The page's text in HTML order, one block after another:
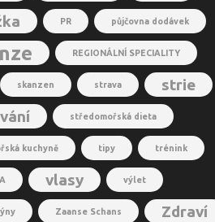
PR půjčovna dodávek
REGIONÁLNÍ SPECIALITY
skanzen strava
strie
středomořská dieta
kuchyně tipy trénink
vlasy výlet
Zaanse Schans Zdraví